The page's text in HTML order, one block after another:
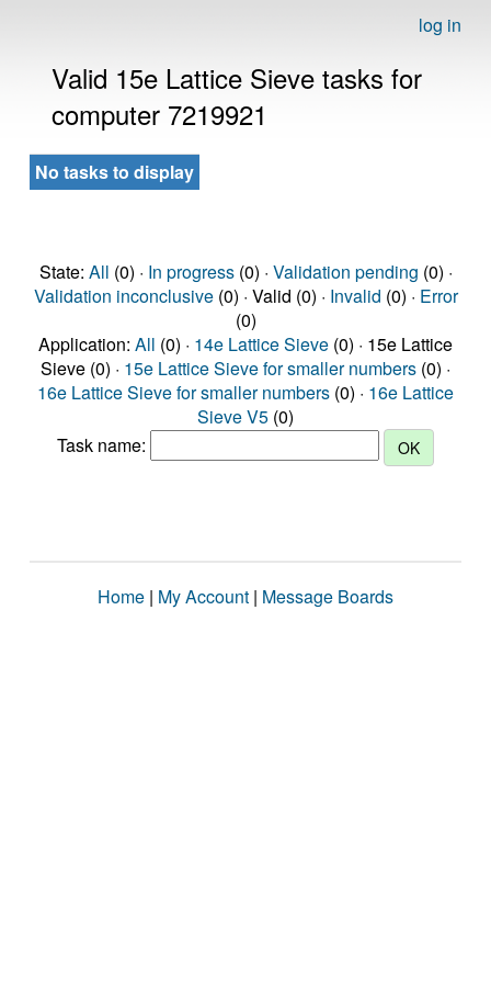
log in
Valid 15e Lattice Sieve tasks for
computer 7219921
No tasks to display
State: All (0) · In progress(0) · Validation pending (0) ·
Validation inconclusive(0) · Valid (0) · Invalid (0) · Error
(0)
Application: All (0) · 14e Lattice Sieve (0) · 15e Lattice
Sieve (0) · 15e Lattice Sieve for smaller numbers (0) ·
16e Lattice Sieve for smaller numbers (0) · 16e Lattice
Sieve V5 (0)
Task name:
Home | My Account | Message Boards